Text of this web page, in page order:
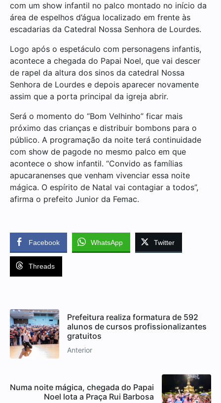
com um show infantil no palco montado no início da
área de espelhos d’água localizado em frente às
escadarias da Catedral Nossa Senhora de Lourdes.
Logo após o espetáculo com personagens infantis,
acontece a chegada do Papai Noel, que vai descer
de rapel da altura dos sinos da catedral Nossa
Senhora de Lourdes e depois aparecer novamente
assim que a porta principal da igreja abrir.
Será o momento do “Bom Velhinho” ficar mais
próximo das crianças e distribuir bombons para o
público. A programação da noite terá continuidade
com show de pagode no mesmo palco em que
acontece o show infantil. “Convido as famílias
apucaranenses que venham vivenciar essa noite
mágica. O espírito de Natal vai contagiar a todos”,
afirma o prefeito Junior da Femac.
Facebook WhatsApp Twitter
Threads
Prefeitura realiza formatura de 592
alunos de cursos profissionalizantes
gratuitos
Anterior
Numa noite mágica, chegada do Papai
Noel lota a Praça Rui Barbosa